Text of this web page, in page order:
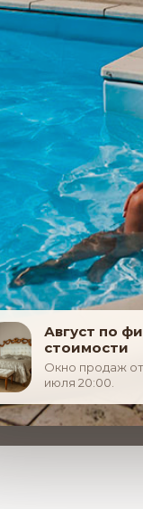
Август по
стоимости
Окно продаж
июля 20:00.
ОПИСАНИЕ